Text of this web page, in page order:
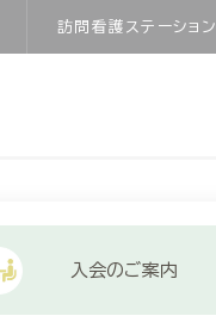
訪問看護ステーション
入会のご案内